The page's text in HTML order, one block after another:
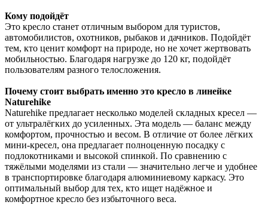
Кому подойдёт
Это кресло станет отличным выбором для туристов,
автомобилистов, охотников, рыбаков и дачников. Подойдёт
тем, кто ценит комфорт на природе, но не хочет жертвовать
мобильностью. Благодаря нагрузке до 120 кг, подойдёт
пользователям разного телосложения.
Почему стоит выбрать именно это кресло в линейке
Naturehike
Naturehike предлагает несколько моделей складных кресел —
от ультралёгких до усиленных. Эта модель — баланс между
комфортом, прочностью и весом. В отличие от более лёгких
мини-кресел, она предлагает полноценную посадку с
подлокотниками и высокой спинкой. По сравнению с
тяжёлыми моделями из стали — значительно легче и удобнее
в транспортировке благодаря алюминиевому каркасу. Это
оптимальный выбор для тех, кто ищет надёжное и
комфортное кресло без избыточного веса.